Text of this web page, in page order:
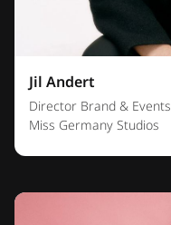
Jil Andert
Director Brand & Events
Miss Germany Studios